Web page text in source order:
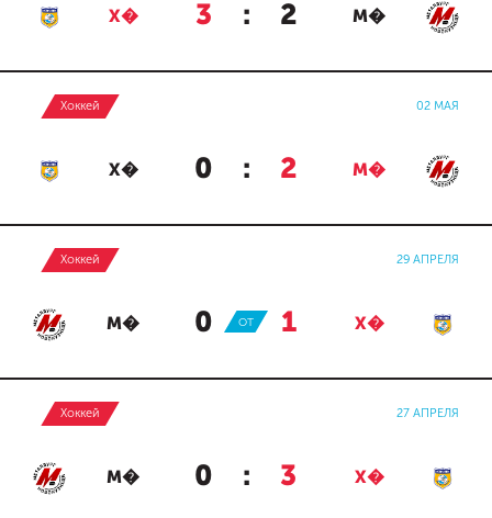
Х� 3 : 2 М�
Хоккей 02 МАЯ
Х� 0 : 2 М�
Хоккей 29 АПРЕЛЯ
М� 0 : 1 Х�
ОТ
Хоккей 27 АПРЕЛЯ
М� 0 : 3 Х�